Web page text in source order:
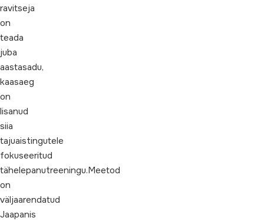
ravitseja
on
teada
juba
aastasadu,
kaasaeg
on
lisanud
siia
tajuaistingutele
fokuseeritud
tähelepanutreeningu.Meetod
on
väljaarendatud
Jaapanis